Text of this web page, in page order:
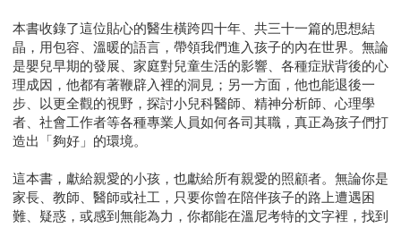
本書收錄了這位貼心的醫生橫跨四十年、共三十一篇的思想結
晶，用包容、溫暖的語言，帶領我們進入孩子的內在世界。無論
是嬰兒早期的發展、家庭對兒童生活的影響、各種症狀背後的心
理成因，他都有著鞭辟入裡的洞見；另一方面，他也能退後一
步、以更全觀的視野，探討小兒科醫師、精神分析師、心理學
者、社會工作者等各種專業人員如何各司其職，真正為孩子們打
造出「夠好」的環境。
這本書，獻給親愛的小孩，也獻給所有親愛的照顧者。無論你是
家長、教師、醫師或社工，只要你曾在陪伴孩子的路上遭遇困
難、疑惑，或感到無能為力，你都能在溫尼考特的文字裡，找到